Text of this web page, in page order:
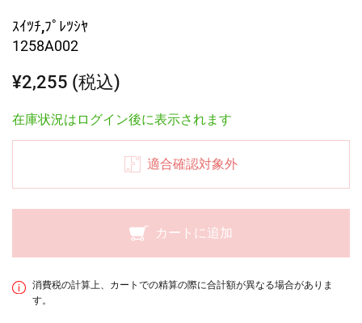
ｽｲﾂﾁ,ﾌﾟﾚﾂｼﾔ
1258A002
¥2,255 (税込)
在庫状況はログイン後に表示されます
適合確認対象外
カートに追加
消費税の計算上、カートでの精算の際に合計額が異なる場合がありま
す。